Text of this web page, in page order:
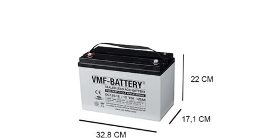
REVALIDATIE & MOBILITEIT
SCOOTMOBIEL